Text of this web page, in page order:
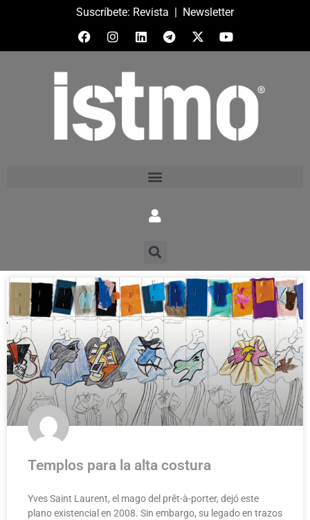
Suscríbete: Revista | Newsletter
Templos para la alta costura
Yves Saint Laurent, el mago del prêt-à-porter, dejó este
plano existencial en 2008. Sin embargo, su legado en trazos